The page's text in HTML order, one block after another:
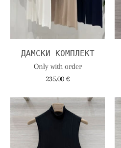
ДАМСКИ КОМПЛЕКТ
Only with order
235.00 €